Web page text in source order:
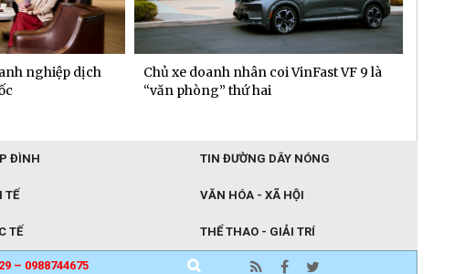
VinFast VF 9 là
TTC Energy được vinh danh Top 50
Nhãn hiệu Nổi tiếng Việt Nam 2026
ĐÌNH TIN ĐƯỜNG DÂY NÓNG
TẾ VĂN HÓA - XÃ HỘI
TẾ THỂ THAO - GIẢI TRÍ
– 0988744675